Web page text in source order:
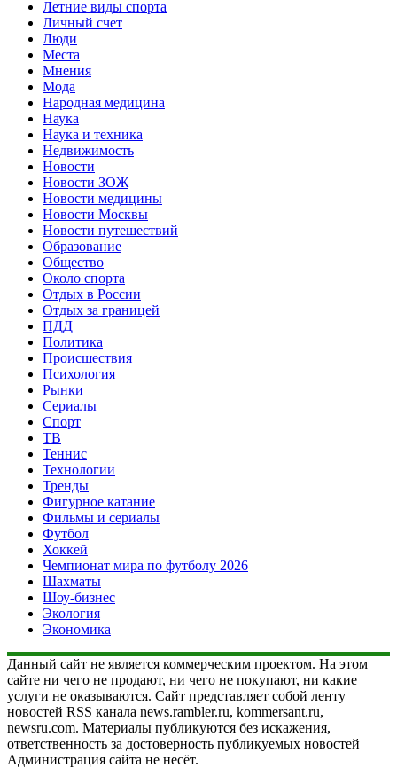
Летние виды спорта
Личный счет
Люди
Места
Мнения
Мода
Народная медицина
Наука
Наука и техника
Недвижимость
Новости
Новости ЗОЖ
Новости медицины
Новости Москвы
Новости путешествий
Образование
Общество
Около спорта
Отдых в России
Отдых за границей
ПДД
Политика
Происшествия
Психология
Рынки
Сериалы
Спорт
ТВ
Теннис
Технологии
Тренды
Фигурное катание
Фильмы и сериалы
Футбол
Хоккей
Чемпионат мира по футболу 2026
Шахматы
Шоу-бизнес
Экология
Экономика
Данный сайт не является коммерческим проектом. На этом
сайте ни чего не продают, ни чего не покупают, ни какие
услуги не оказываются. Сайт представляет собой ленту
новостей RSS канала news.rambler.ru, kommersant.ru,
newsru.com. Материалы публикуются без искажения,
ответственность за достоверность публикуемых новостей
Администрация сайта не несёт.